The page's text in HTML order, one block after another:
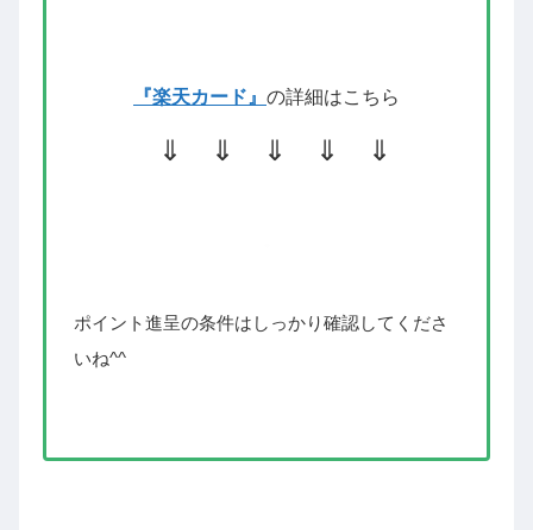
『楽天カード』 の詳細はこちら
⇓ ⇓ ⇓ ⇓ ⇓
ポイント進呈の条件はしっかり確認してくださ
いね^^